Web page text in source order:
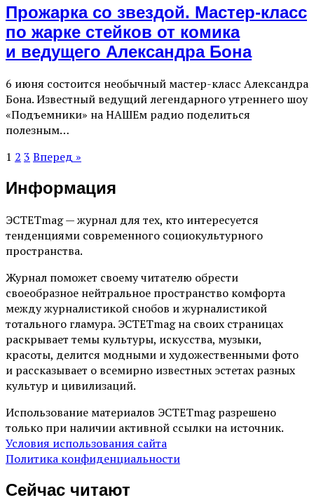
Прожарка со звездой. Мастер-класс
по жарке стейков от комика
и ведущего Александра Бона
6 июня состоится необычный мастер-класс Александра
Бона. Известный ведущий легендарного утреннего шоу
«Подъемники» на НАШЕм радио поделиться
полезным…
1 2 3 Вперед »
Информация
ЭСТЕТmag — журнал для тех, кто интересуется
тенденциями современного социокультурного
пространства.
Журнал поможет своему читателю обрести
своеобразное нейтральное пространство комфорта
между журналистикой снобов и журналистикой
тотального гламура. ЭСТЕТmag на своих страницах
раскрывает темы культуры, искусства, музыки,
красоты, делится модными и художественными фото
и рассказывает о всемирно известных эстетах разных
культур и цивилизаций.
Использование материалов ЭСТЕТmag разрешено
только при наличии активной ссылки на источник.
Условия использования сайта
Политика конфиденциальности
Сейчас читают